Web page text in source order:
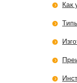
Как